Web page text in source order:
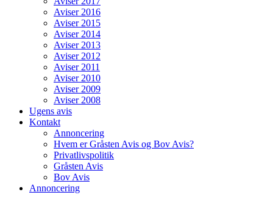
Aviser 2016
Aviser 2015
Aviser 2014
Aviser 2013
Aviser 2012
Aviser 2011
Aviser 2010
Aviser 2009
Aviser 2008
Ugens avis
Kontakt
Annoncering
Hvem er Gråsten Avis og Bov Avis?
Privatlivspolitik
Gråsten Avis
Bov Avis
Annoncering